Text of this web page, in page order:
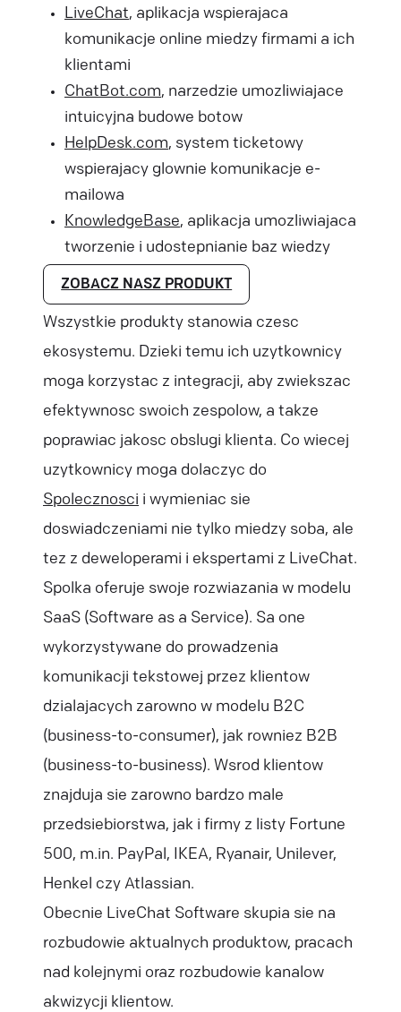
LiveChat, aplikacja wspierajaca
komunikacje online miedzy firmami a ich
klientami
ChatBot.com, narzedzie umozliwiajace
intuicyjna budowe botow
HelpDesk.com, system ticketowy
wspierajacy glownie komunikacje e-
mailowa
KnowledgeBase, aplikacja umozliwiajaca
tworzenie i udostepnianie baz wiedzy
ZOBACZ NASZ PRODUKT
Wszystkie produkty stanowia czesc
ekosystemu. Dzieki temu ich uzytkownicy
moga korzystac z integracji, aby zwiekszac
efektywnosc swoich zespolow, a takze
poprawiac jakosc obslugi klienta. Co wiecej
uzytkownicy moga dolaczyc do
Spolecznosci i wymieniac sie
doswiadczeniami nie tylko miedzy soba, ale
tez z deweloperami i ekspertami z LiveChat.
Spolka oferuje swoje rozwiazania w modelu
SaaS (Software as a Service). Sa one
wykorzystywane do prowadzenia
komunikacji tekstowej przez klientow
dzialajacych zarowno w modelu B2C
(business-to-consumer), jak rowniez B2B
(business-to-business). Wsrod klientow
znajduja sie zarowno bardzo male
przedsiebiorstwa, jak i firmy z listy Fortune
500, m.in. PayPal, IKEA, Ryanair, Unilever,
Henkel czy Atlassian.
Obecnie LiveChat Software skupia sie na
rozbudowie aktualnych produktow, pracach
nad kolejnymi oraz rozbudowie kanalow
akwizycji klientow.